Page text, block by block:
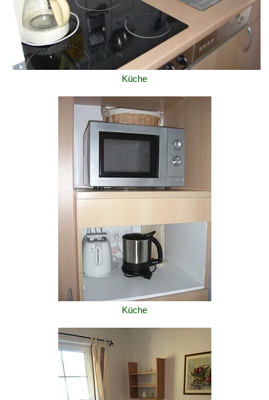
Küche
Küche